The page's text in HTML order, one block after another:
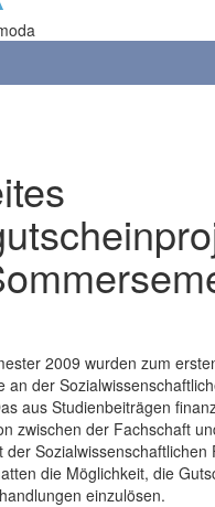
2009 wurden zum
an der
aus Studienbeiträgen
zwischen der Fachschaft
der Sozialwissenschaftlichen
die Möglichkeit, die
einzulösen.